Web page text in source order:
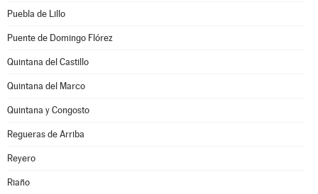
Puebla de Lillo
Puente de Domingo Flórez
Quintana del Castillo
Quintana del Marco
Quintana y Congosto
Regueras de Arriba
Reyero
Riaño